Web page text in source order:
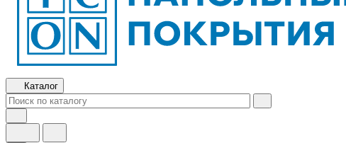
Каталог